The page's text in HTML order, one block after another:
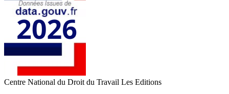
Centre National du Droit du Travail Les Editions